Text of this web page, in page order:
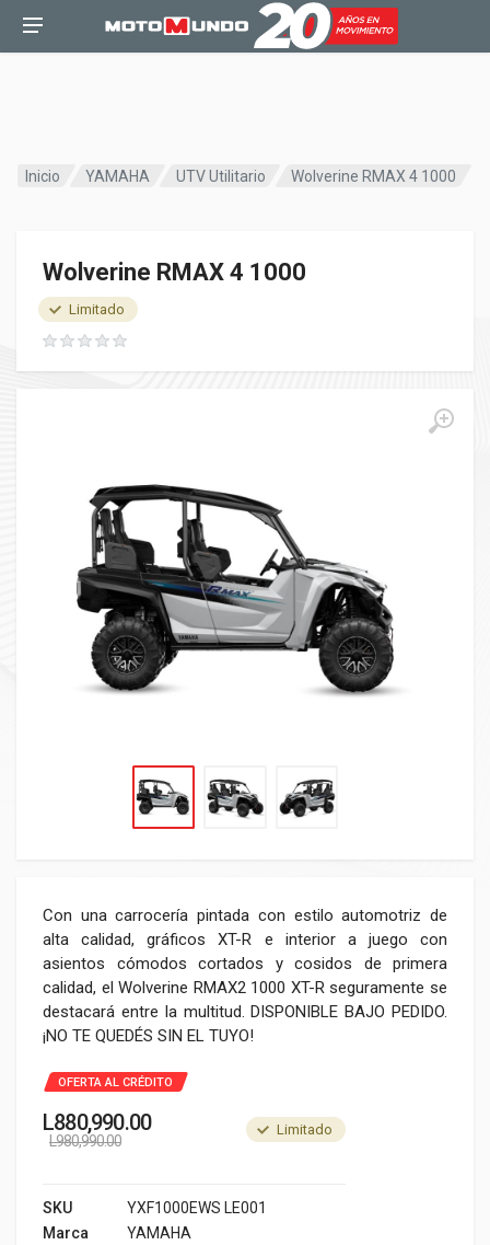
Inicio YAMAHA UTV Utilitario Wolverine RMAX 4 1000
Wolverine RMAX 4 1000
Limitado
Con una carrocería pintada con estilo automotriz de
alta calidad, gráficos XT-R e interior a juego con
asientos cómodos cortados y cosidos de primera
calidad, el Wolverine RMAX2 1000 XT-R seguramente se
destacará entre la multitud. DISPONIBLE BAJO PEDIDO.
¡NO TE QUEDÉS SIN EL TUYO!
OFERTA AL CRÉDITO
L880,990.00
L980,990.00
Limitado
SKU
YXF1000EWS LE001
Marca
YAMAHA